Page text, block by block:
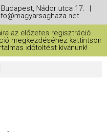
Budapest, Nádor utca 17. |
az előzetes regisztráció
megkezdéséhez kattintson
időtöltést kívánunk!